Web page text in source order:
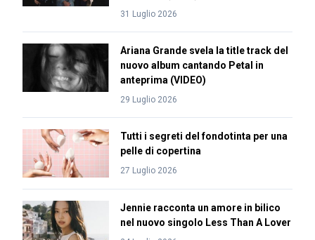
31 Luglio 2026
Ariana Grande svela la title track del
nuovo album cantando Petal in
anteprima (VIDEO)
29 Luglio 2026
Tutti i segreti del fondotinta per una
pelle di copertina
27 Luglio 2026
Jennie racconta un amore in bilico
nel nuovo singolo Less Than A Lover